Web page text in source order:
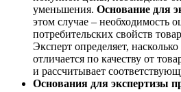
уменьшения. Основание для
этом случае – необходимость
потребительских свойств
Эксперт определяет,
отличается по качеству от
и рассчитывает
Основания для экспертизы